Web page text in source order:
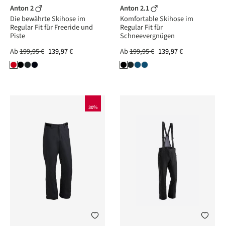
Anton 2
Die bewährte Skihose im
Regular Fit für Freeride und
Piste
Ab199,95 € 139,97 €
Anton 2.1
Komfortable Skihose im
Regular Fit für
Schneevergnügen
Ab199,95 € 139,97 €
30%